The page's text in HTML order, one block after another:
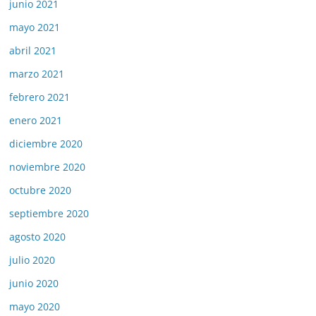
junio 2021
mayo 2021
abril 2021
marzo 2021
febrero 2021
enero 2021
diciembre 2020
noviembre 2020
octubre 2020
septiembre 2020
agosto 2020
julio 2020
junio 2020
mayo 2020